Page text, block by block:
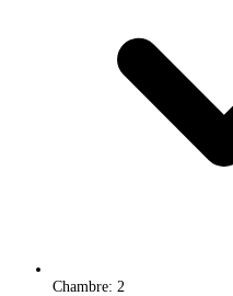
Chambre: 2